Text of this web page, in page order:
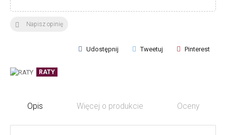
 Napisz opinię
Udostępnij Tweetuj Pinterest
RATY
Opis Więcej o produkcie Oceny